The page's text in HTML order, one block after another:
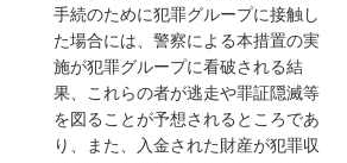
手続のために犯罪グループに接触し
た場合には、警察による本措置の実
施が犯罪グループに看破される結
果、これらの者が逃走や罪証隠滅等
を図ることが予想されるところであ
り、また、入金された財産が犯罪収